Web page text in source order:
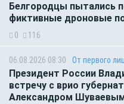
Белгородцы пытались
фиктивные дроновые
0 116
06.08.2026 08:30 От первого
Президент России
встречу с врио
Александром